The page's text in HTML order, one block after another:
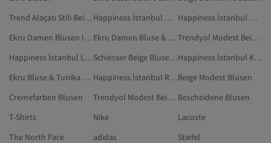
Trend Alaçatı Stili Beige Bluse & Tunika & Bustier
Happiness İstanbul Metallisch Blusen
Happiness İstanbul Damen Kleidung
Ekru Damen Blusen In Großen Größen
Ekru Damen Bluse & Tunika & Bustier
Trendyol Modest Beige Modest Blusen
Happiness İstanbul Lila Bluse & Tunika & Bustier
Schiesser Beige Bluse & Tunika & Bustier
Happiness İstanbul Kleidung
Ekru Bluse & Tunika & Bustier
Happiness İstanbul Rosa Bluse & Tunika & BustierBeige Modest Blusen
Cremefarben Blusen
Trendyol Modest Beige Bluse & Tunika & Bustier Bescheidene Blusen
T-Shirts
Nike
Lacoste
The North Face
adidas
Stiefel